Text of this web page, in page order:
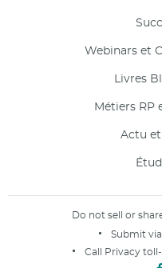
Webinars et
Livres
Métiers RP
Actu
Do not sell or
Submit via
Call Privacy